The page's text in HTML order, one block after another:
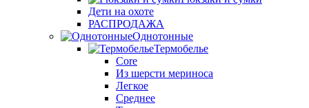
Дети на охоте
РАСПРОДАЖА
Однотонные
Термобелье
Core
Из шерсти мериноса
Легкое
Среднее